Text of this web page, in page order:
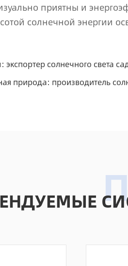
приятны и
солнечной энергии
солнечного света
природа: производитель